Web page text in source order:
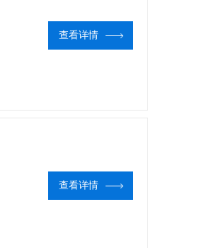
查看详情
查看详情